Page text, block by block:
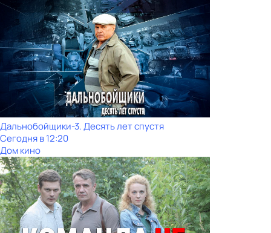
Дальнобойщики-3. Десять лет спустя
Сегодня в 12:20
Дом кино